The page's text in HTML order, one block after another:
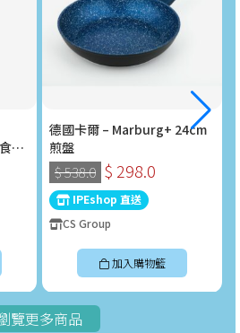
物
德國卡爾 – Marburg+ 24cm
煎盤
$ 538.0 $ 298.0
IPEshop 直送
CS Group
加入購物籃
覽更多商品